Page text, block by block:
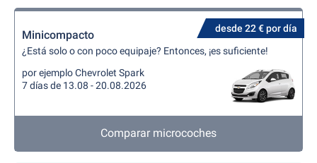
desde 22 € por día
Minicompacto
¿Está solo o con poco equipaje? Entonces, ¡es suficiente!
por ejemplo Chevrolet Spark
7 días de 13.08 - 20.08.2026
Comparar microcoches